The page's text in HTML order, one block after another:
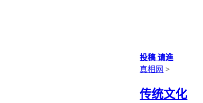
投稿 请進
真相网 >
传统文化